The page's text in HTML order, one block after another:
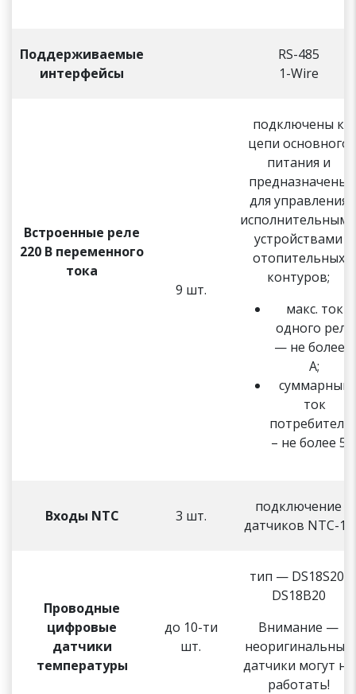
Поддерживаемые
интерфейсы
RS-485
1-Wire
Встроенные реле
220 В переменного
тока
9 шт.
подключены к
цепи основного
питания и
предназначены
для управления
исполнительными
устройствами
отопительных
контуров;
макс. ток
одного реле
— не более 2
А;
суммарный
ток
– не более 5
Входы NTC 3 шт.
подключение
датчиков NTC-10
Проводные
цифровые
датчики
температуры
до 10-ти
шт.
тип — DS18S20,
DS18B20
Внимание —
неоригинальные
датчики могут не
работать!